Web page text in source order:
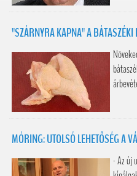
"SZÁRNYRA KAPNA" A
MÓRING: UTOLSÓ LEHETŐSÉG A
- Az új